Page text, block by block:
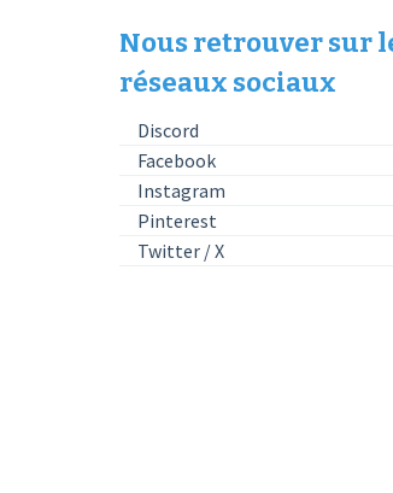
Nous retrouver sur
réseaux sociaux
Discord
Facebook
Instagram
Pinterest
Twitter / X